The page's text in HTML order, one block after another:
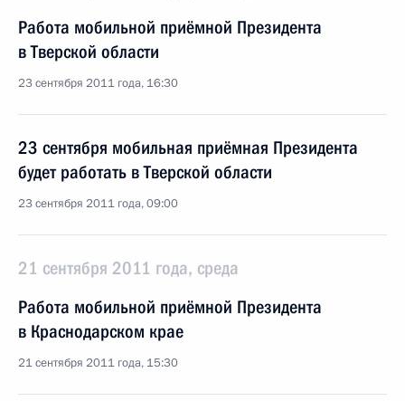
Работа мобильной приёмной Президента
в Тверской области
23 сентября 2011 года, 16:30
23 сентября мобильная приёмная Президента
будет работать в Тверской области
23 сентября 2011 года, 09:00
21 сентября 2011 года, среда
Работа мобильной приёмной Президента
в Краснодарском крае
21 сентября 2011 года, 15:30